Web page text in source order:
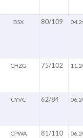
BSX 80/109
CHZG 75/102
CYVC 62/84
CPWA 81/110